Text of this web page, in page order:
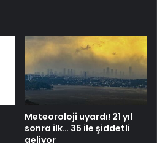
Meteoroloji uyardı! 21 yıl
sonra ilk… 35 ile şiddetli
geliyor